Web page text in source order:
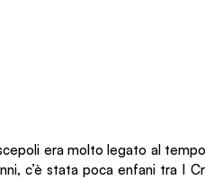
era molto legato al
c’è stata poca enfani tra I